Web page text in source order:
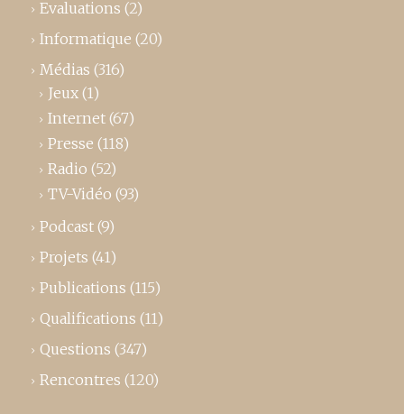
Evaluations (2)
Informatique (20)
Médias (316)
Jeux (1)
Internet (67)
Presse (118)
Radio (52)
TV-Vidéo (93)
Podcast (9)
Projets (41)
Publications (115)
Qualifications (11)
Questions (347)
Rencontres (120)